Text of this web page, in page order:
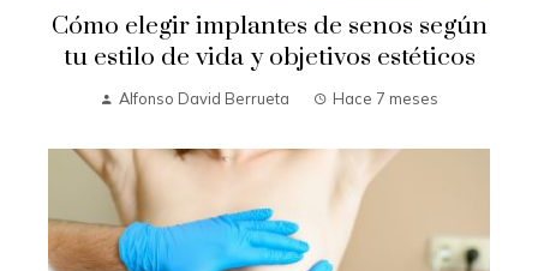
Cómo elegir implantes de senos según
tu estilo de vida y objetivos estéticos
Alfonso David Berrueta Hace 7 meses